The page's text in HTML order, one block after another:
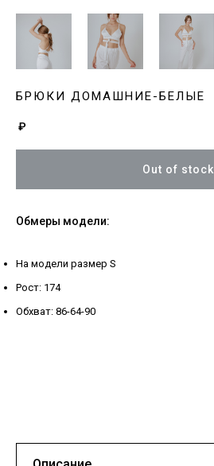
БРЮКИ ДОМАШНИЕ-БЕЛЫЕ
₽
Out of stock
Обмеры модели:
На модели размер S
Рост: 174
Обхват: 86-64-90